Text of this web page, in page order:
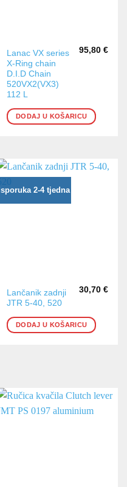
Lanac VX series
X-Ring chain
D.I.D Chain
520VX2(VX3)
112 L
95,80 €
DODAJ U KOŠARICU
Isporuka 2-4 tjedna
Lančanik zadnji
JTR 5-40, 520
30,70 €
DODAJ U KOŠARICU